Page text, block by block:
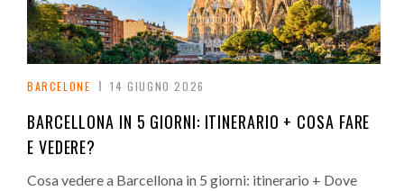
BARCELONE 14 GIUGNO 2026
BARCELLONA IN 5 GIORNI: ITINERARIO + COSA FARE
E VEDERE?
Cosa vedere a Barcellona in 5 giorni: itinerario + Dove